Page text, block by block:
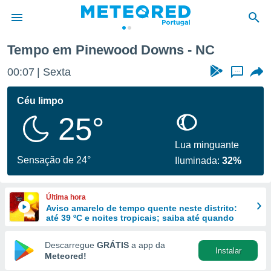
da
foi
fornecidas
a este
das
e
forma
digital
Tempo em Pinewood Downs - NC
00:07 Sexta ...
Céu limpo
25°
Sensação de 24°
Lua minguante
Iluminada:32%
Última hora
Aviso amarelo de tempo quente neste distrito:
até 39 ºC e noites tropicais; saiba até quando
Descarregue GRÁTIS a app da
Meteored!
Instalar